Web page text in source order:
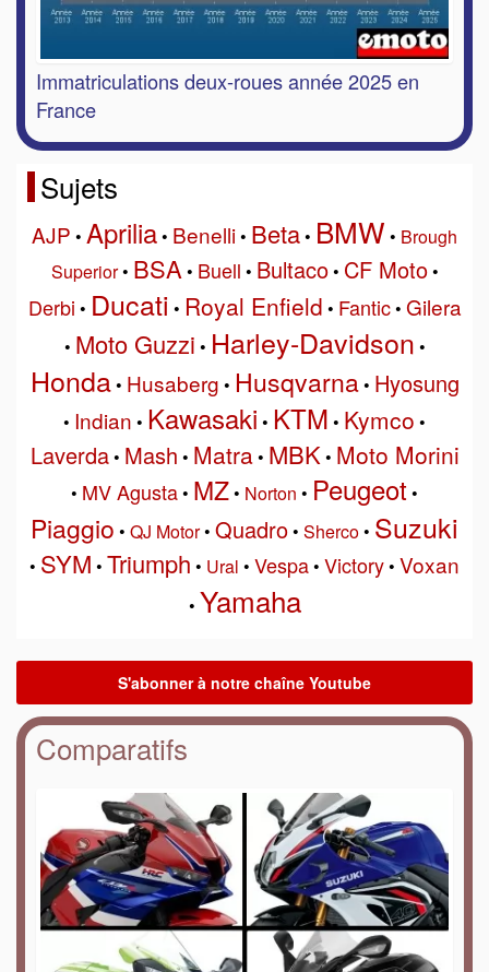
Immatriculations deux-roues année 2025 en
France
Sujets
AJP • Aprilia• Benelli• Beta• BMW • Brough
Superior• BSA• Buell • Bultaco• CF Moto•
Derbi • Ducati • Royal Enfield • Fantic• Gilera
• Moto Guzzi • Harley-Davidson •
Honda• Husaberg • Husqvarna• Hyosung
• Indian • Kawasaki • KTM • Kymco •
Laverda• Mash • Matra• MBK• Moto Morini
• MV Agusta• MZ• Norton • Peugeot •
Piaggio • QJ Motor• Quadro• Sherco• Suzuki
• SYM • Triumph • Ural • Vespa• Victory• Voxan
• Yamaha
Comparatifs